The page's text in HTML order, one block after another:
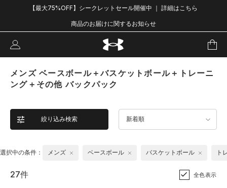
【最大75%OFF】シークレットセール開催中 ｜ 詳細はこちら
商品のお届けに関するお知らせ
メンズ ベースボール＋バスケットボール＋トレーニ
ング＋その他 バックパック
絞り込み検索 新着順
選択中の条件： メンズ ベースボール バスケットボール ト
27件 全色表示